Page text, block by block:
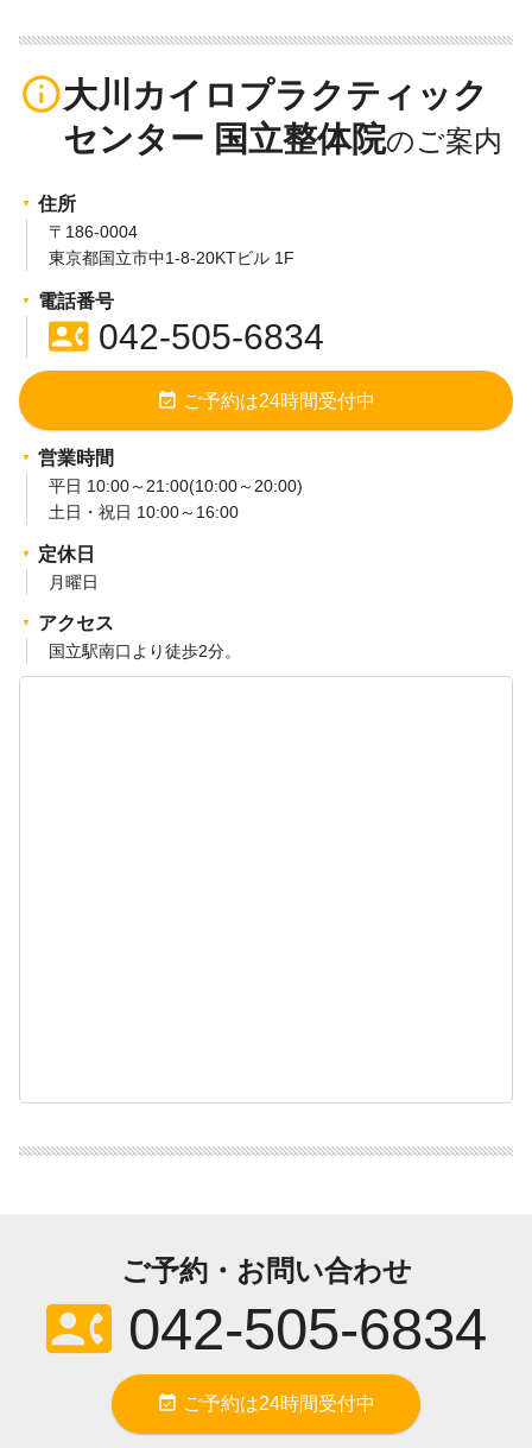
info_outline大川カイロプラクティック
センター 国立整体院
住所
〒186-0004
東京都国立市中1-8-20KTビル 1F
電話番号
contact_phone042-505-6834
event_available ご予約は24時間受付中
営業時間
平日 10:00～21:00(10:00～20:00)
土日・祝日 10:00～16:00
定休日
月曜日
アクセス
国立駅南口より徒歩2分。
ご予約・お問い合わせ
contact_phone042-505-6834
event_available ご予約は24時間受付中